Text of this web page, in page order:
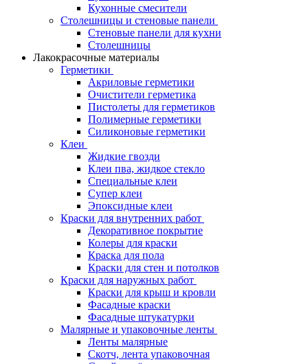
Кухонные смесители
Столешницы и стеновые панели
Стеновые панели для кухни
Столешницы
Лакокрасочные материалы
Герметики
Акриловые герметики
Очистители герметика
Пистолеты для герметиков
Полимерные герметики
Силиконовые герметики
Клеи
Жидкие гвозди
Клеи пва, жидкое стекло
Специальные клеи
Супер клеи
Эпоксидные клеи
Краски для внутренних работ
Декоративное покрытие
Колеры для краски
Краска для пола
Краски для стен и потолков
Краски для наружных работ
Краски для крыш и кровли
Фасадные краски
Фасадные штукатурки
Малярные и упаковочные ленты
Ленты малярные
Скотч, лента упаковочная